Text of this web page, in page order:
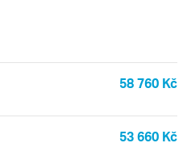
58 760 Kč
53 660 Kč